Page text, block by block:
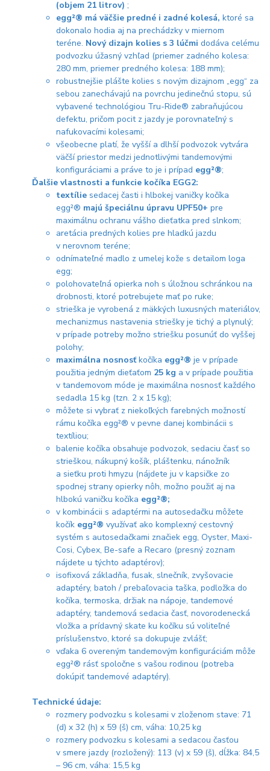
(objem 21 litrov) ;
egg²® má väčšie predné i zadné kolesá,ktoré sa
dokonalo hodia aj na prechádzky v miernom
teréne. Nový dizajn kolies s 3 lúčmi dodáva celému
podvozku úžasný vzhľad (priemer zadného kolesa:
280 mm, priemer predného kolesa: 188 mm);
robustnejšie plášte kolies s novým dizajnom „egg“ za
sebou zanechávajú na povrchu jedinečnú stopu, sú
vybavené technológiou Tru-Ride® zabraňujúcou
defektu, pričom pocit z jazdy je porovnateľný s
nafukovacími kolesami;
všeobecne platí, že vyšší a dlhší podvozok vytvára
väčší priestor medzi jednotlivými tandemovými
konfiguráciami a práve to je i prípad egg²®;
Ďalšie vlastnosti a funkcie kočíka EGG2:
textílie sedacej časti i hlbokej vaničky kočíka
egg²® majú špeciálnu úpravu UPF50+ pre
maximálnu ochranu vášho dieťatka pred slnkom;
aretácia predných kolies pre hladkú jazdu
v nerovnom teréne;
odnímateľné madlo z umelej kože s detailom loga
egg;
polohovateľná opierka noh s úložnou schránkou na
drobnosti, ktoré potrebujete mať po ruke;
strieška je vyrobená z mäkkých luxusných materiálov,
mechanizmus nastavenia striešky je tichý a plynulý;
v prípade potreby možno striešku posunúť do vyššej
polohy;
maximálna nosnosťkočíka egg²®je v prípade
použitia jedným dieťaťom 25 kg a v prípade použitia
v tandemovom móde je maximálna nosnosť každého
sedadla 15 kg (tzn. 2 x 15 kg);
môžete si vybrať z niekoľkých farebných možností
rámu kočíka egg²® v pevne danej kombinácii s
textíliou;
balenie kočíka obsahuje podvozok, sedaciu časť so
strieškou, nákupný košík, pláštenku, nánožník
a sieťku proti hmyzu (nájdete ju v kapsičke zo
spodnej strany opierky nôh, možno použiť aj na
hlbokú vaničku kočíka egg²®;
v kombinácii s adaptérmi na autosedačku môžete
kočík egg²®využívať ako komplexný cestovný
systém s autosedačkami značiek egg, Oyster, Maxi-
Cosi, Cybex, Be-safe a Recaro (presný zoznam
nájdete u týchto adaptérov);
isofixová základňa, fusak, slnečník, zvyšovacie
adaptéry, batoh / prebaľovacia taška, podložka do
kočíka, termoska, držiak na nápoje, tandemové
adaptéry, tandemová sedacia časť, novorodenecká
vložka a prídavný skate ku kočíku sú voliteľné
príslušenstvo, ktoré sa dokupuje zvlášť;
vďaka 6 overeným tandemovým konfiguráciám môže
egg²® rásť spoločne s vašou rodinou (potreba
dokúpiť tandemové adaptéry).
Technické údaje:
rozmery podvozku s kolesami v zloženom stave: 71
(d) x 32 (h) x 59 (š) cm, váha: 10,25 kg
rozmery podvozku s kolesami a sedacou časťou
v smere jazdy (rozložený): 113 (v) x 59 (š), dĺžka: 84,5
– 96 cm, váha: 15,5 kg